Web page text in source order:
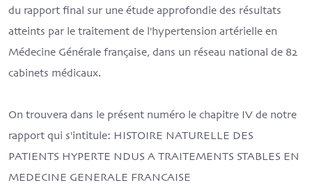
du rapport final sur une étude approfondie des résultats
atteints par le traitement de l'hypertension artérielle en
Médecine Générale française, dans un réseau national de 82
cabinets médicaux.
On trouvera dans le présent numéro le chapitre IV de notre
rapport qui s'intitule: HISTOIRE NATURELLE DES
PATIENTS HYPERTE NDUS A TRAITEMENTS STABLES EN
MEDECINE GENERALE FRANCAISE